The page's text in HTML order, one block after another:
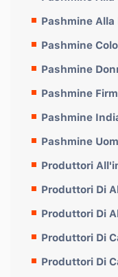
Pashmine
Pashmine
Pashmine
Pashmine
Pashmine
Pashmine
Produttori
Produttori Di
Produttori Di
Produttori Di
Produttori Di